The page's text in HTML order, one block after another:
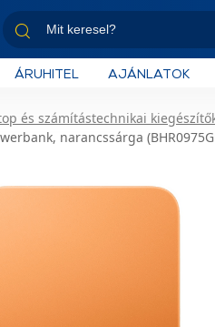
ÁRUHITEL AJÁNLATOK
és számítástechnikai
narancssárga